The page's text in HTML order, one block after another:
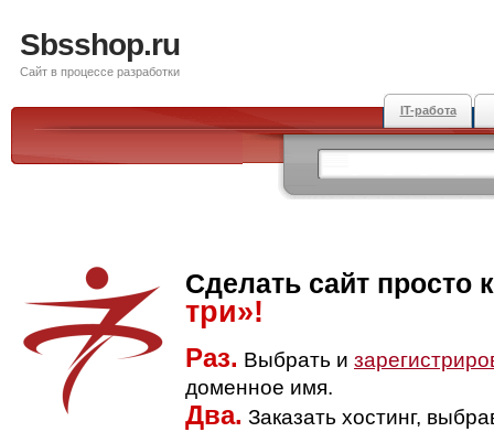
Sbsshop.ru
Сайт в процессе разработки
IT-работа
Сделать сайт просто
три»!
Раз. Выбрать и
доменное имя.
Два. Заказать хостинг,